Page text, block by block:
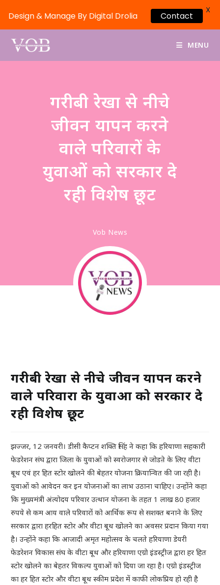
MENU
गरीबी रेखा से नीचे
जीवन यापन करने
वाले परिवारों के
युवाओं को सरकार दे
रही विशेष छूट
Vob News
गरीबी रेखा से नीचे जीवन यापन करने
वाले परिवारों के युवाओं को सरकार दे
रही विशेष छूट
झज्जर, 12 जनवरी। डीसी कैप्टन शक्ति सिंह ने कहा कि हरियाणा सहकारी
फेडरेशन संघ द्वारा जिला के युवाओं को स्वरोजगार से जोडऩे के लिए वीटा
बूथ एवं हर हित स्टोर खोलने की बेहतर योजना क्रियान्वित की जा रही है।
युवाओं को आवेदन कर इन योजनाओं का लाभ उठाना चाहिए। उन्होंने कहा
कि मुख्यमंत्री अंत्योदय परिवार उत्थान योजना के तहत 1 लाख 80 हजार
रुपये से कम आय वाले परिवारों को आर्थिक रूप से सशक्त बनाने के लिए
सरकार द्वारा हरहित स्टोर और वीटा बूथ खोलने का अवसर प्रदान किया गया
है। उन्होंने कहा कि आजादी अमृत महोत्सव के चलते हरियाणा डेयरी
फेडरेशन विकास संघ के वीटा बूथ और हरियाणा एग्रो इंडस्ट्रीज द्वारा हर हित
स्टोर खोलने का बेहतर विकल्प युवाओं को दिया जा रहा है। एग्रो इंडस्ट्रीज
का हर हित स्टोर और वीटा बूथ स्कीम प्रदेश में काफी लोकप्रिय हो रही है
Design & Manage By Digital Drolia Contact
X